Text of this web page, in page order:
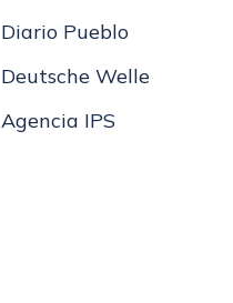
Diario Pueblo
Deutsche Welle
Agencia IPS